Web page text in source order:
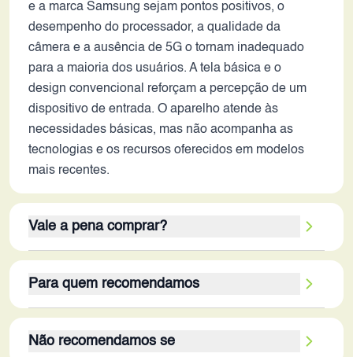
e a marca Samsung sejam pontos positivos, o
desempenho do processador, a qualidade da
câmera e a ausência de 5G o tornam inadequado
para a maioria dos usuários. A tela básica e o
design convencional reforçam a percepção de um
dispositivo de entrada. O aparelho atende às
necessidades básicas, mas não acompanha as
tecnologias e os recursos oferecidos em modelos
mais recentes.
Vale a pena comprar?
destaca em nenhum aspecto crucial para o uso em
2026. A bateria de longa duração e o
pontos positivos, mas o desempenho limitado, a
Para quem recomendamos
com necessidades básicas, como idosos ou
Não recomendamos se